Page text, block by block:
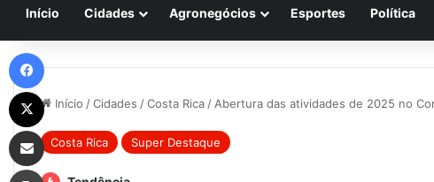
Início Cidades Agronegócios Esportes Política
Início /Cidades /Costa Rica / Abertura das atividades de 2025 no
Costa Rica Super Destaque
Compartilhar via e-mail